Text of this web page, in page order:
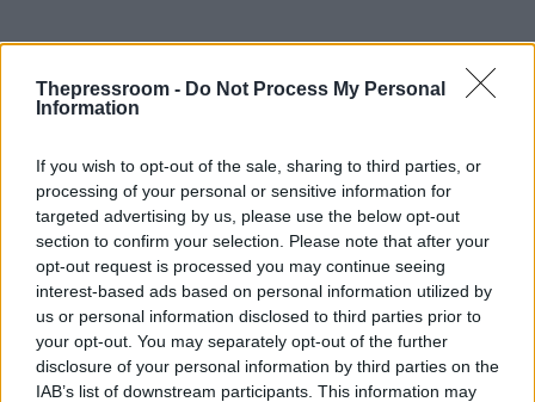
Thepressroom - Do Not Process My Personal
Information
If you wish to opt-out of the sale, sharing to third parties, or
processing of your personal or sensitive information for
targeted advertising by us, please use the below opt-out
section to confirm your selection. Please note that after your
opt-out request is processed you may continue seeing
interest-based ads based on personal information utilized by
us or personal information disclosed to third parties prior to
your opt-out. You may separately opt-out of the further
disclosure of your personal information by third parties on the
IAB’s list of downstream participants. This information may
Παρών στο εδώλιο ήταν ο πρώην
προστατευόμενος μάρτυρας, Φιλίστωρ